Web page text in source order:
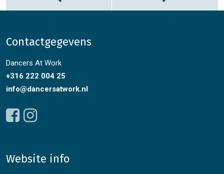
Contactgegevens
Dancers At Work
+316 222 004 25
info@dancersatwork.nl
Website info